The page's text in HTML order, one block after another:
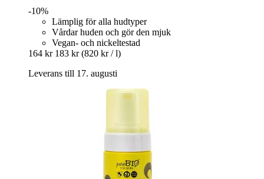
-10%
Lämplig för alla hudtyper
Vårdar huden och gör den mjuk
Vegan- och nickeltestad
164 kr 183 kr (820 kr / l)
Leverans till 17. augusti